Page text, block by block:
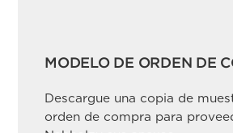
MODELO DE ORDEN DE
Descargue una copia de
orden de compra para